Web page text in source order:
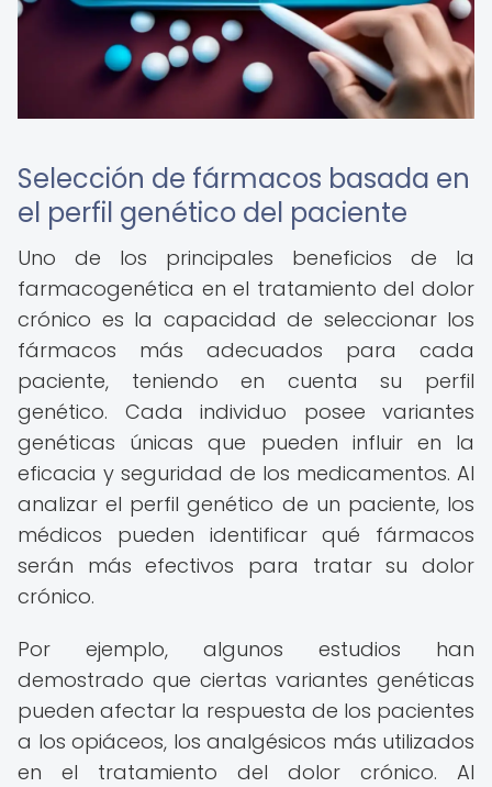
Selección de fármacos basada en
el perfil genético del paciente
Uno de los principales beneficios de la
farmacogenética en el tratamiento del dolor
crónico es la capacidad de seleccionar los
fármacos más adecuados para cada
paciente, teniendo en cuenta su perfil
genético. Cada individuo posee variantes
genéticas únicas que pueden influir en la
eficacia y seguridad de los medicamentos. Al
analizar el perfil genético de un paciente, los
médicos pueden identificar qué fármacos
serán más efectivos para tratar su dolor
crónico.
Por ejemplo, algunos estudios han
demostrado que ciertas variantes genéticas
pueden afectar la respuesta de los pacientes
a los opiáceos, los analgésicos más utilizados
en el tratamiento del dolor crónico. Al